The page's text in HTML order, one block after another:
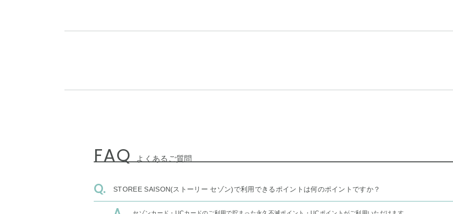
FAQ よくあるご質問
STOREE SAISON(ストーリー セゾン)で利用できるポイントは何のポイントですか？